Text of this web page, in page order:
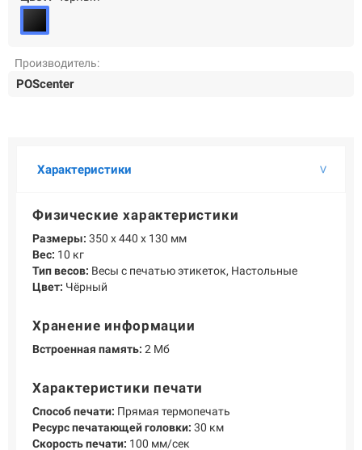
О КОМПАНИИ
Подробнее о компании «POScenter» - одном из лидеров в сфере
+7 (495) 518-94-41
Производитель:
POScenter
Характеристики
Физические характеристики
Размеры: 350 х 440 х 130 мм
Вес: 10 кг
Тип весов: Весы с печатью этикеток, Настольные
Цвет: Чёрный
Хранение информации
Встроенная память: 2 Мб
Характеристики печати
Способ печати: Прямая термопечать
Ресурс печатающей головки: 30 км
Скорость печати: 100 мм/сек